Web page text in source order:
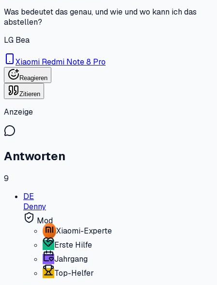
Was bedeutet das genau, und wie und wo kann ich das
abstellen?
LG Bea
Xiaomi Redmi Note 8 Pro
Reagieren
Zitieren
Anzeige
Antworten
9
DE
Denny
Mod
Xiaomi-Experte
Erste Hilfe
Jahrgang
Top-Helfer